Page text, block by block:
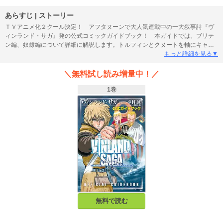
あらすじ | ストーリー
ＴＶアニメ化２クール決定！ アフタヌーンで大人気連載中の一大叙事詩『ヴ
ィンランド・サガ』発の公式コミックガイドブック！ 本ガイドでは、ブリテ
ン編、奴隷編について詳細に解説します。トルフィンとクヌートを軸にキャラ
クターの紹介や、ヴァイキングの世界観、作品内にちりばめられた名言、バト
録のお宝も充実！ 第１話ネーム８９ページをそのまま完全収録しました！
さらに幸村先生が20歳の頃に描かれたイラスト１０点を初収録！
もっと詳細を見る▼
＼無料試し読み増量中！／
1巻
無料で読む